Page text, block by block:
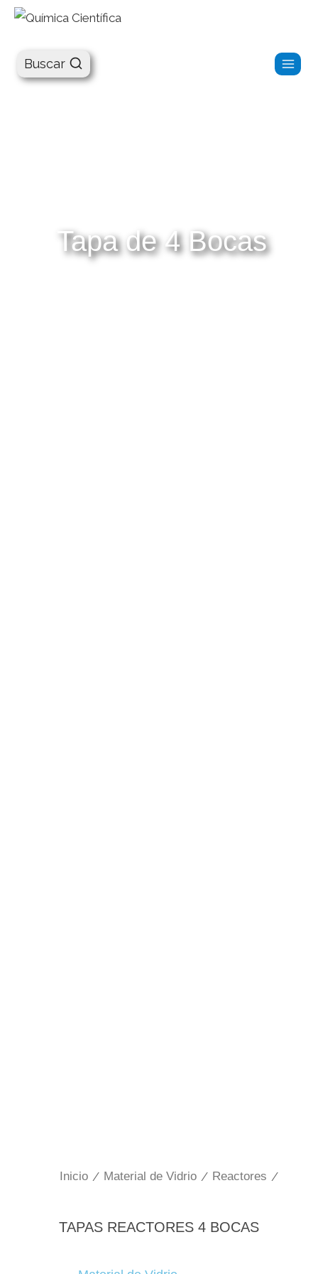
Buscar
Tapa de 4 Bocas
Inicio / Material de Vidrio / Reactores /
TAPAS REACTORES 4 BOCAS